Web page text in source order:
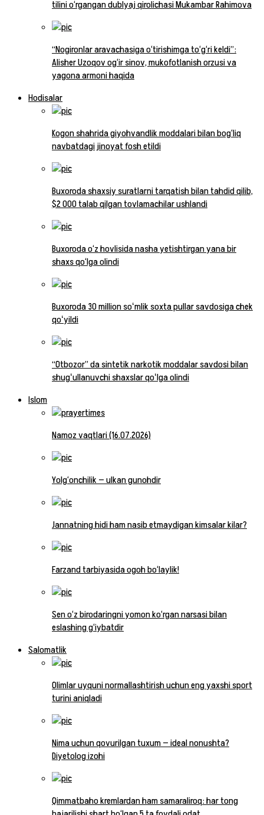
tilini o‘rgangan dublyaj qirolichasi Mukambar Rahimova
“Nogironlar aravachasiga o‘tirishimga to‘g‘ri keldi”:
Alisher Uzoqov og‘ir sinov, mukofotlanish orzusi va
yagona armoni haqida
Hodisalar
Kogon shahrida giyohvandlik moddalari bilan bog‘liq
navbatdagi jinoyat fosh etildi
Buxoroda shaxsiy suratlarni tarqatish bilan tahdid qilib,
$2 000 talab qilgan tovlamachilar ushlandi
Buxoroda o‘z hovlisida nasha yetishtirgan yana bir
shaxs qo‘lga olindi
Buxoroda 30 million soʻmlik soxta pullar savdosiga chek
qoʻyildi
“Otbozor” da sintetik narkotik moddalar savdosi bilan
shugʻullanuvchi shaxslar qoʻlga olindi
Islom
Namoz vaqtlari (16.07.2026)
Yolg‘onchilik — ulkan gunohdir
Jannatning hidi ham nasib etmaydigan kimsalar kilar?
Farzand tarbiyasida ogoh bo‘laylik!
Sen o‘z birodaringni yomon ko‘rgan narsasi bilan
eslashing g‘iybatdir
Salomatlik
Olimlar uyquni normallashtirish uchun eng yaxshi sport
turini aniqladi
Nima uchun qovurilgan tuxum — ideal nonushta?
Diyetolog izohi
Qimmatbaho kremlardan ham samaraliroq: har tong